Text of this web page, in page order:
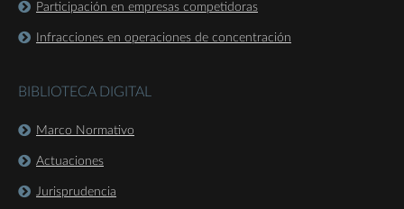
Participación en empresas competidoras
Infracciones en operaciones de concentración
BIBLIOTECA DIGITAL
Marco Normativo
Actuaciones
Jurisprudencia